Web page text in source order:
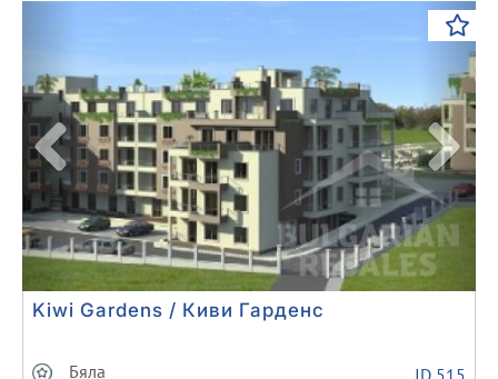
Next
Kiwi Gardens / Киви Гарденс
Бяла ID 515